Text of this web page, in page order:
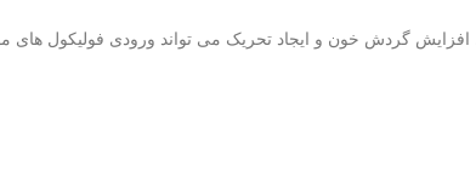
گردش خون و ایجاد تحریک می تواند ورودی فولیکول های مو